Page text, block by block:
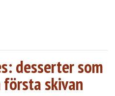
desserter som
skivan